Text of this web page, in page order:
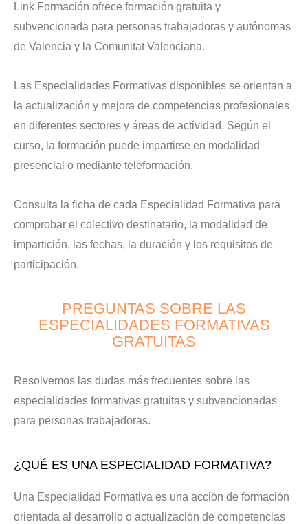
Link Formación ofrece formación gratuita y
subvencionada para personas trabajadoras y autónomas
de Valencia y la Comunitat Valenciana.
Las Especialidades Formativas disponibles se orientan a
la actualización y mejora de competencias profesionales
en diferentes sectores y áreas de actividad. Según el
curso, la formación puede impartirse en modalidad
presencial o mediante teleformación.
Consulta la ficha de cada Especialidad Formativa para
comprobar el colectivo destinatario, la modalidad de
impartición, las fechas, la duración y los requisitos de
participación.
PREGUNTAS SOBRE LAS
ESPECIALIDADES FORMATIVAS
GRATUITAS
Resolvemos las dudas más frecuentes sobre las
especialidades formativas gratuitas y subvencionadas
para personas trabajadoras.
¿QUÉ ES UNA ESPECIALIDAD FORMATIVA?
Una Especialidad Formativa es una acción de formación
orientada al desarrollo o actualización de competencias